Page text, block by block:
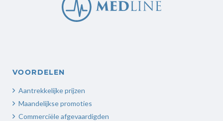
VOORDELEN
Aantrekkelijke prijzen
Maandelijkse promoties
Commerciële afgevaardigden